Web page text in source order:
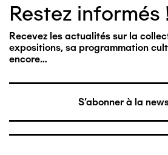
Restez informés
Recevez les actualités sur la
expositions, sa programmation
encore…
S'abonner à la